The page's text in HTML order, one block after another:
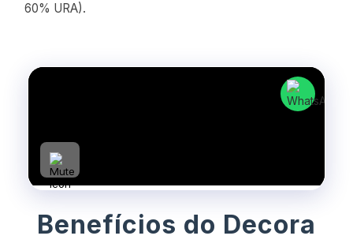
60% URA).
Benefícios do Decora